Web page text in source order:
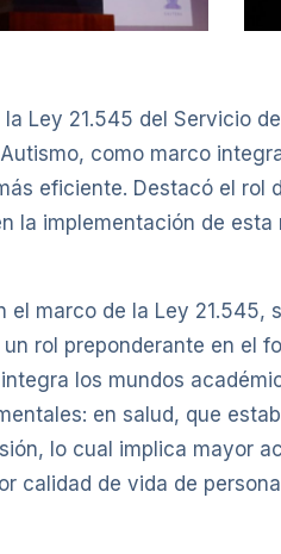
Ley 21.545 del Servicio
como marco
eficiente. Destacó el rol
la implementación de
marco de la Ley 21.545,
rol preponderante en el
los mundos
en salud, que
lo cual implica mayor
calidad de vida de